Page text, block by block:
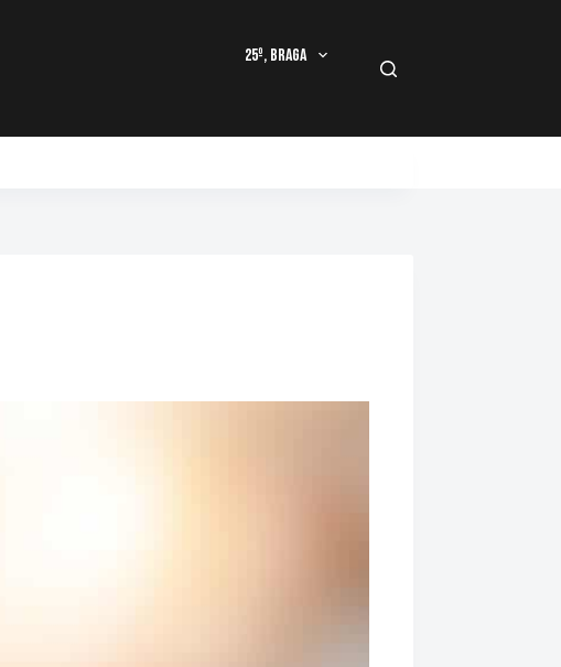
25º, Braga